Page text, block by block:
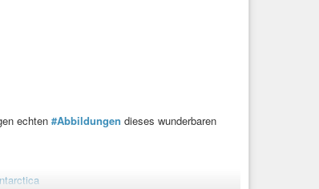
echten #Abbildungen dieses wunderbaren